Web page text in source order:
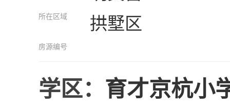
所在区域 拱墅区
房源编号
学区： 育才京杭小